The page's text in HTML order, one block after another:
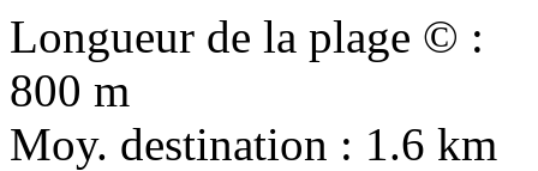
Longueur de la plage © :
800 m
Moy. destination : 1.6 km